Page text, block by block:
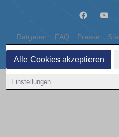
Alle Cookies akzeptieren
Einstellungen
Ratgeber FAQ Presse
Datenschutz
Copyright © 2000 - 2026 | 1A